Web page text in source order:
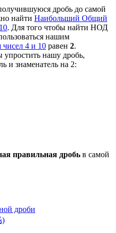
дробь до самой
найти Наибольший Общий
. Для того чтобы найти НОД
нашим
4 и 10 равен 2.
упростить нашу дробь,
и знаменатель на 2:
правильная дробь в самой
дроби